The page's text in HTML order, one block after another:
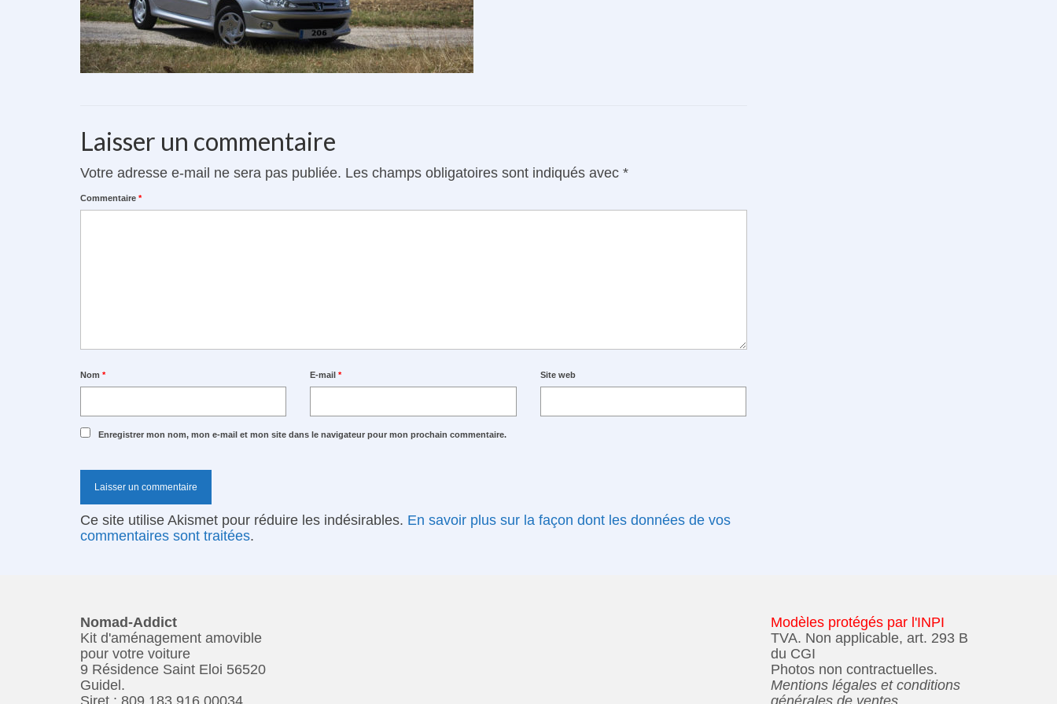
Laisser un commentaire
Votre adresse e-mail ne sera pas publiée. Les champs obligatoires sont indiqués avec *
Commentaire *
Nom * E-mail* Site web
Enregistrer mon nom, mon e-mail et mon site dans le navigateur pour mon prochain commentaire.
Ce site utilise Akismet pour réduire les indésirables. En savoir plus sur la façon dont les données de vos
commentaires sont traitées.
Nomad-Addict
Kit d'aménagement amovible
pour votre voiture
9 Résidence Saint Eloi 56520
Guidel.
Siret : 809 183 916 00034
Modèles protégés par l'INPI
TVA. Non applicable, art. 293 B
du CGI
Photos non contractuelles.
Mentions légales et conditions
générales de ventes